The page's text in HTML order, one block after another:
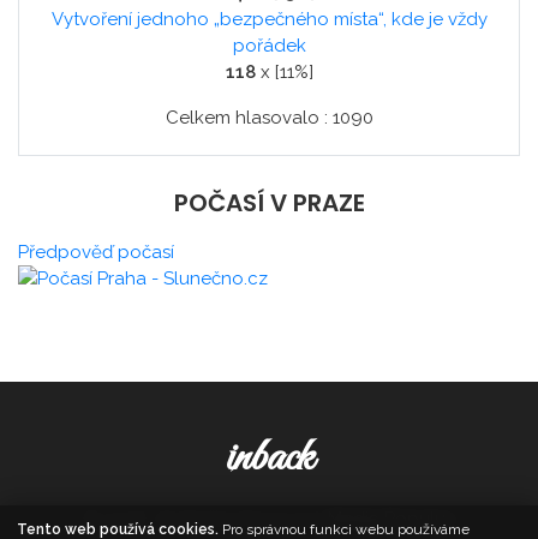
Vytvoření jednoho „bezpečného místa“, kde je vždy
pořádek
118x [11%]
Celkem hlasovalo : 1090
POČASÍ V PRAZE
Předpověď počasí
inback
© 2026. All Rights Reserved, Media Populus
Tento web používá cookies. Pro správnou funkci webu používáme